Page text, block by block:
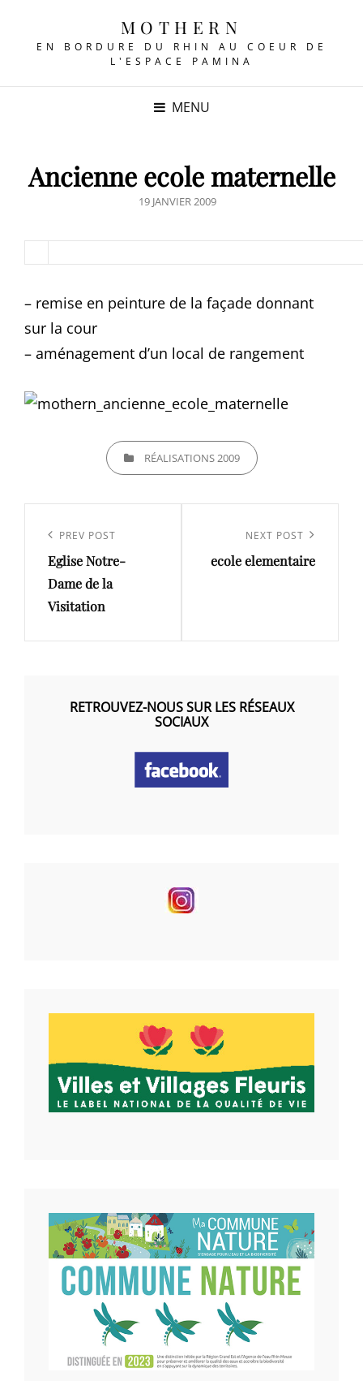
MOTHERN
EN BORDURE DU RHIN AU COEUR DE
L'ESPACE PAMINA
MENU
Ancienne ecole maternelle
POSTED
19 JANVIER 2009
– remise en peinture de la façade donnant
sur la cour
– aménagement d’un local de rangement
CATEGORIESRÉALISATIONS 2009
l’article
Previous
Post
PREV POST
Eglise Notre-
Dame de la
Visitation
Post
NEXT POST
ecole elementaire
RETROUVEZ-NOUS SUR LES RÉSEAUX
SOCIAUX